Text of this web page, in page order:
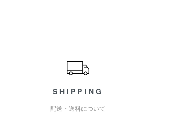
SHIPPING
配送・送料について